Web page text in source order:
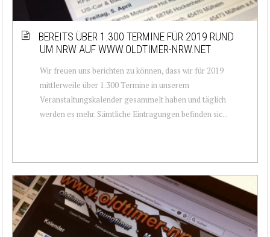
BEREITS ÜBER 1.300 TERMINE FÜR 2019 RUND
UM NRW AUF WWW.OLDTIMER-NRW.NET
Wir freuen uns berichten zu können, dass wir für 2019
mittlerweile über 1.300 Termine in unserem
Veranstaltungskalender gesammelt haben und täglich
werden es mehr. Sämtliche Eintragungen befinden sic...